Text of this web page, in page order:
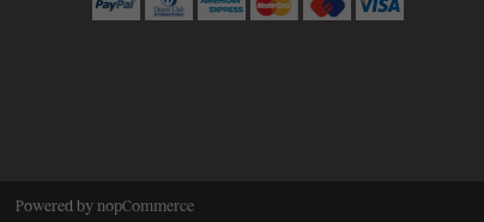
Powered bynopCommerce